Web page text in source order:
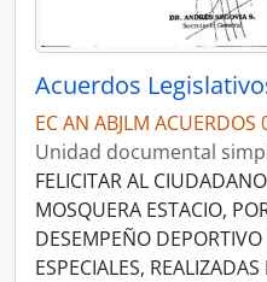
Acuerdos
EC AN ABJLM ACUERDOS
Unidad documental
FELICITAR AL
MOSQUERA ESTACIO,
DESEMPEÑO
ESPECIALES,